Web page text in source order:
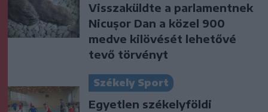
Visszaküldte a parlamentnek
Nicușor Dan a közel 900
medve kilövését lehetővé
tevő törvényt
Székely Sport
Egyetlen székelyföldi